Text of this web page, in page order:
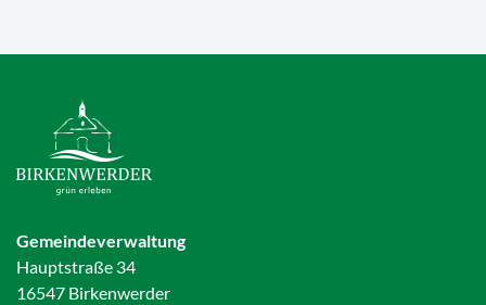
Gemeindeverwaltung
Hauptstraße 34
16547 Birkenwerder